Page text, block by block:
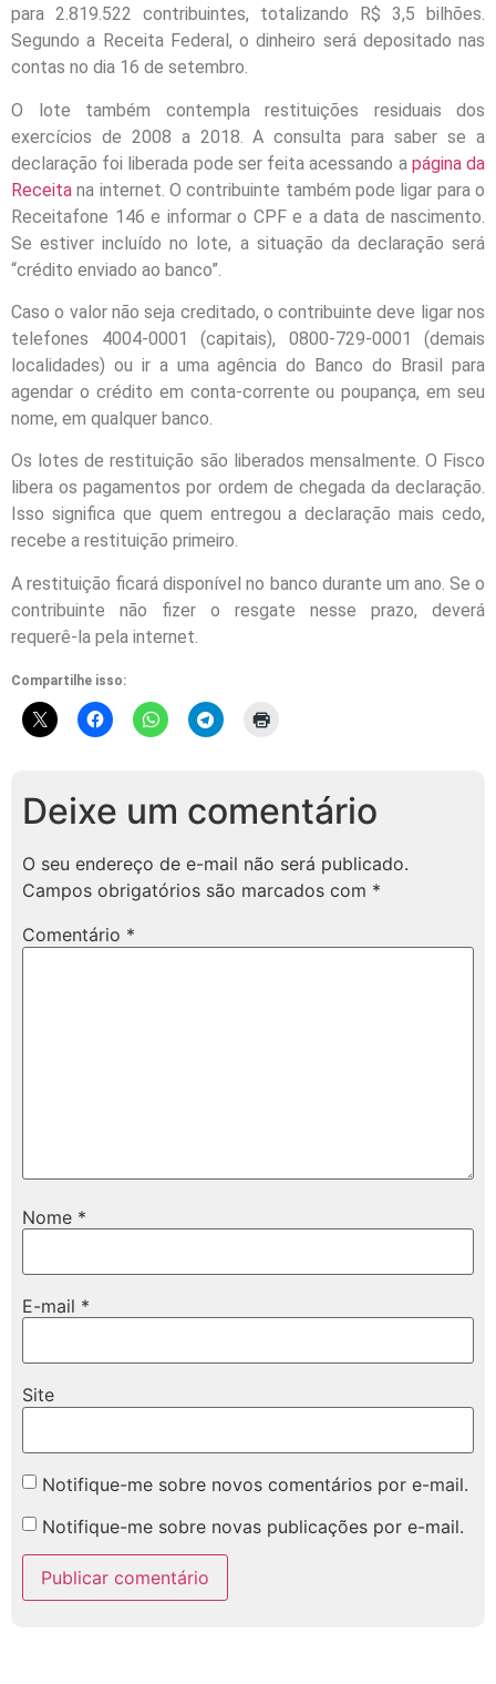
para 2.819.522 contribuintes, totalizando R$ 3,5 bilhões.
Segundo a Receita Federal, o dinheiro será depositado nas
contas no dia 16 de setembro.
O lote também contempla restituições residuais dos
exercícios de 2008 a 2018. A consulta para saber se a
declaração foi liberada pode ser feita acessando a página da
Receitana internet. O contribuinte também pode ligar para o
Receitafone 146 e informar o CPF e a data de nascimento.
Se estiver incluído no lote, a situação da declaração será
“crédito enviado ao banco”.
Caso o valor não seja creditado, o contribuinte deve ligar nos
telefones 4004-0001 (capitais), 0800-729-0001 (demais
localidades) ou ir a uma agência do Banco do Brasil para
agendar o crédito em conta-corrente ou poupança, em seu
nome, em qualquer banco.
Os lotes de restituição são liberados mensalmente. O Fisco
libera os pagamentos por ordem de chegada da declaração.
Isso significa que quem entregou a declaração mais cedo,
recebe a restituição primeiro.
A restituição ficará disponível no banco durante um ano. Se o
contribuinte não fizer o resgate nesse prazo, deverá
requerê-la pela internet.
Compartilhe isso:
Deixe um comentário
O seu endereço de e-mail não será publicado.
Campos obrigatórios são marcados com *
Comentário *
Nome *
E-mail *
Site
Notifique-me sobre novos comentários por e-mail.
Notifique-me sobre novas publicações por e-mail.